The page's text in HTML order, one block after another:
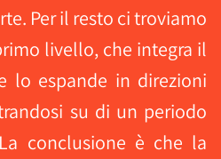
Per il resto ci troviamo
livello, che integra il
lo espande in direzioni
su di un periodo
conclusione è che la